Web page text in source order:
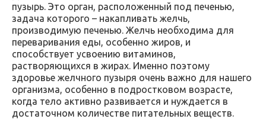
пузырь. Это орган, расположенный под печенью,
задача которого – накапливать желчь,
производимую печенью. Желчь необходима для
переваривания еды, особенно жиров, и
способствует усвоению витаминов,
растворяющихся в жирах. Именно поэтому
здоровье желчного пузыря очень важно для нашего
организма, особенно в подростковом возрасте,
когда тело активно развивается и нуждается в
достаточном количестве питательных веществ.